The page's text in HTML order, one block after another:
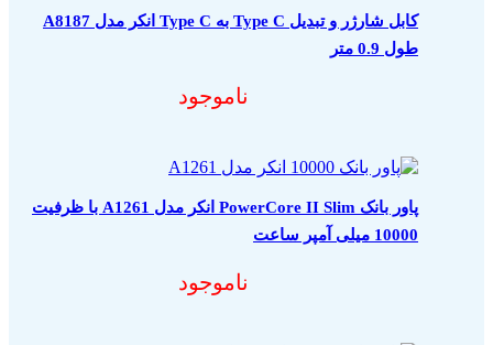
کابل شارژر و تبدیل Type C به Type C انکر مدل A8187
طول 0.9 متر
ناموجود
پاور بانک PowerCore II Slim انکر مدل A1261 با ظرفیت
10000 میلی آمپر ساعت
ناموجود